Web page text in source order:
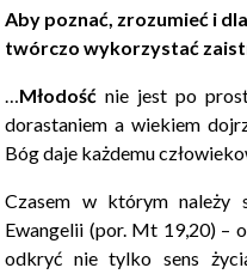
Aby poznać, zrozumieć i
twórczo wykorzystać
…Młodośćnie jest po
dorastaniem a wiekiem
Bóg daje każdemu
Czasem w którym należy
Ewangelii (por. Mt 19,20) –
odkryć nie tylko sens